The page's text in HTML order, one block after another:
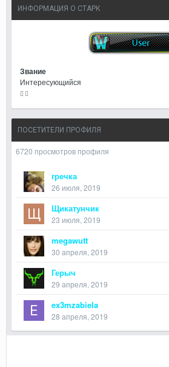
ИНФОРМАЦИЯ О СТАРК
Звание
Интересующийся
ПОСЕТИТЕЛИ ПРОФИЛЯ
6720 просмотров профиля
гречка
26 июля, 2019
Щикатунчик
23 июля, 2019
megawutt
30 апреля, 2019
Герыч
29 апреля, 2019
ex3mzabiela
28 апреля, 2019